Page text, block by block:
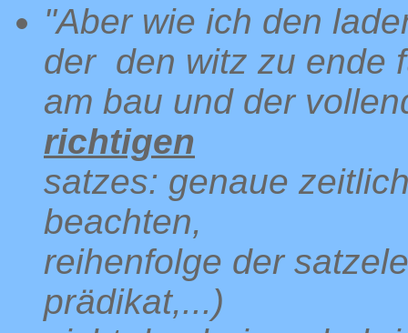
"Aber wie ich den
der den witz zu ende
am bau und der
richtigen
satzes: genaue
beachten,
reihenfolge der
prädikat,...)